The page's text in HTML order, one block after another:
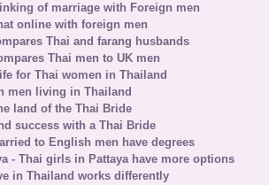
of marriage with Foreign men
online with foreign men
Thai and farang husbands
Thai men to UK men
for Thai women in Thailand
men living in Thailand
land of the Thai Bride
success with a Thai Bride
to English men have degrees
- Thai girls in Pattaya have more options
in Thailand works differently